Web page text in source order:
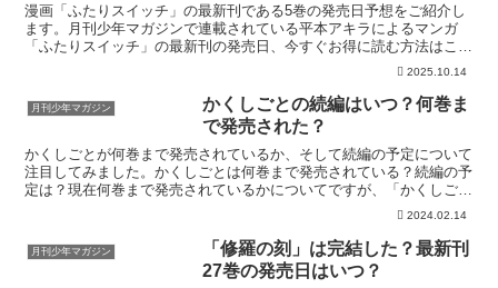
漫画「ふたりスイッチ」の最新刊である5巻の発売日予想をご紹介し
ます。月刊少年マガジンで連載されている平本アキラによるマンガ
「ふたりスイッチ」の最新刊の発売日、今すぐお得に読む方法はこち
ら！「ふたりスイッチ」を今すぐ読む！無料登録で70%OF...2025.10.14
月刊少年マガジン
かくしごとの続編はいつ？何巻ま
で発売された？
かくしごとが何巻まで発売されているか、そして続編の予定について
注目してみました。かくしごとは何巻まで発売されている？続編の予
定は？現在何巻まで発売されているかについてですが、「かくしご
と」の最終巻は12巻となっています。「かくしごと」の続編...2024.02.14
月刊少年マガジン
「修羅の刻」は完結した？最新刊
27巻の発売日はいつ？